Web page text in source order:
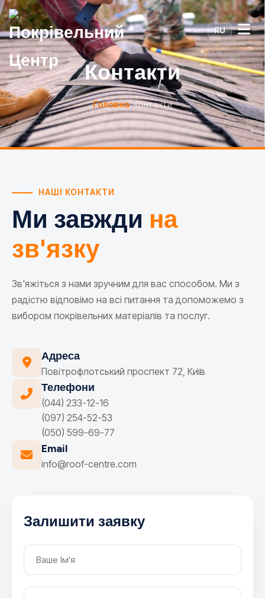
RU
Контакти
Головна Контакти
НАШІ КОНТАКТИ
Ми завжди на
зв'язку
Зв'яжіться з нами зручним для вас способом. Ми з
радістю відповімо на всі питання та допоможемо з
вибором покрівельних матеріалів та послуг.
Адреса
Повітрофлотський проспект 72, Київ
Телефони
(044) 233-12-16
(097) 254-52-53
(050) 599-69-77
Email
info@roof-centre.com
Залишити заявку